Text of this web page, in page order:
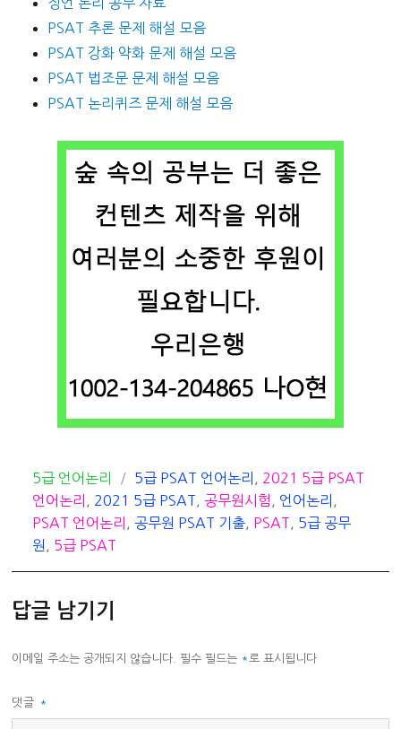
PSAT 추론 문제 해설 모음
PSAT 강화 약화 문제 해설 모음
PSAT 법조문 문제 해설 모음
PSAT 논리퀴즈 문제 해설 모음
카
테
고
리
5급 언어논리
태
그
5급 PSAT 언어논리
2021 5급 PSAT
언어논리
2021 5급 PSAT 공무원시험 언어논리
PSAT 언어논리
공무원 PSAT 기출 PSAT
5급 공무
원
5급 PSAT
답글 남기기
이메일 주소는 공개되지 않습니다. 필수 필드는 * 로 표시됩니다
댓글 *